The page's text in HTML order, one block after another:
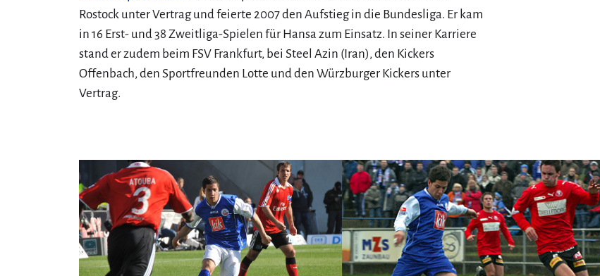
Rostock unter Vertrag und feierte 2007 den Aufstieg in die Bundesliga. Er kam
in 16 Erst- und 38 Zweitliga-Spielen für Hansa zum Einsatz. In seiner Karriere
stand er zudem beim FSV Frankfurt, bei Steel Azin (Iran), den Kickers
Offenbach, den Sportfreunden Lotte und den Würzburger Kickers unter
Vertrag.